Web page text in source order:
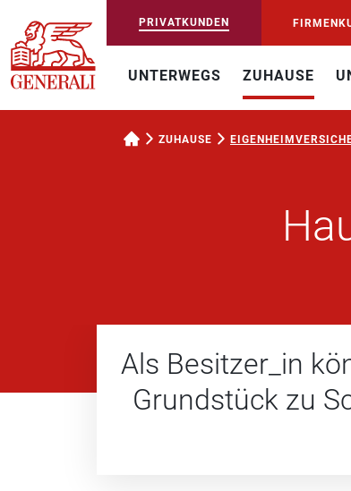
PRIVATKUNDEN
UNTERWEGS ZUHAUSE
ZUHAUSE
Als Besitzer_in
Grundstück zu